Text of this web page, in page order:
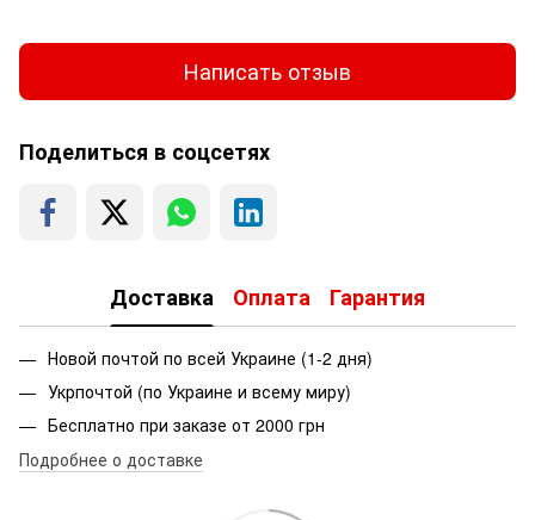
Написать отзыв
Поделиться в соцсетях
Доставка Оплата Гарантия
Новой почтой по всей Украине (1-2 дня)
Укрпочтой (по Украине и всему миру)
Бесплатно при заказе от 2000 грн
Подробнее о доставке